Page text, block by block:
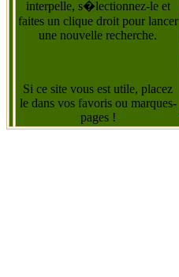
interpelle, s�lectionnez-le et
faites un clique droit pour lancer
une nouvelle recherche.
Si ce site vous est utile, placez
le dans vos favoris ou marques-
pages !